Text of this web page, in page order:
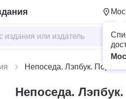
Непоседа. Лэпбук.
Непоседа.